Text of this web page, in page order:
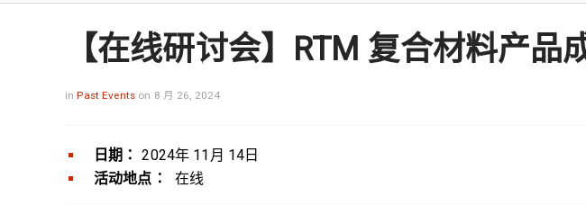
【在线研讨会】RTM 复合材料产
inPast Events on 8 月 26, 2024
日期：
2024年 11月 14日
活动地点：
在线